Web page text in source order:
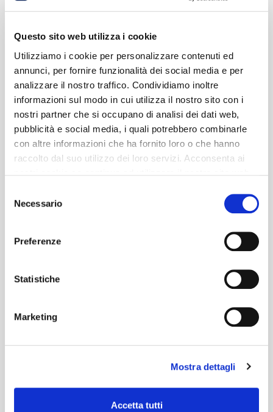
Questo sito web utilizza i cookie
Utilizziamo i cookie per personalizzare contenuti ed
annunci, per fornire funzionalità dei social media e per
analizzare il nostro traffico. Condividiamo inoltre
informazioni sul modo in cui utilizza il nostro sito con i
nostri partner che si occupano di analisi dei dati web,
pubblicità e social media, i quali potrebbero combinarle
con altre informazioni che ha fornito loro o che hanno
raccolto dal suo utilizzo dei loro servizi. Acconsenta ai
delNecessario
Preferenze
Statistiche
Marketing
Mostra dettagli
Accetta tutti